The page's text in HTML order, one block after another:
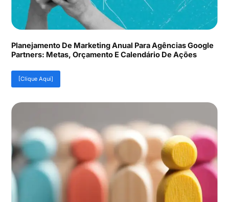
Planejamento De Marketing Anual Para Agências Google
Partners: Metas, Orçamento E Calendário De Ações
[Clique Aqui]